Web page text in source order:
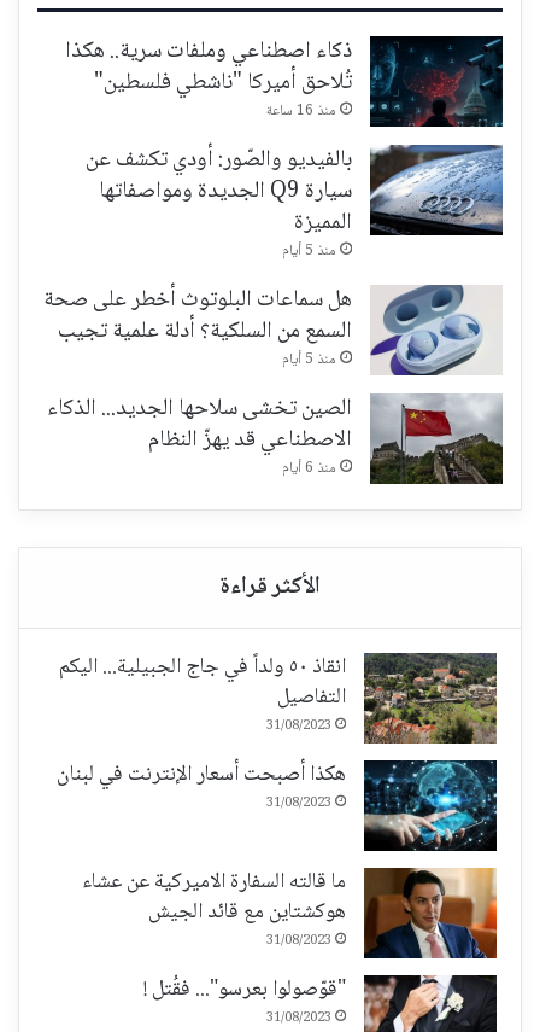
ذكاء اصطناعي وملفات سرية.. هكذا
تُلاحق أميركا "ناشطي فلسطين"
منذ 16 ساعة
بالفيديو والصّور: أودي تكشف عن
سيارة Q9 الجديدة ومواصفاتها
المميزة
منذ 5 أيام
هل سماعات البلوتوث أخطر على صحة
السمع من السلكية؟ أدلة علمية تجيب
منذ 5 أيام
الصين تخشى سلاحها الجديد... الذكاء
الاصطناعي قد يهزّ النظام
منذ 6 أيام
انقاذ ٥٠ ولداً في جاج الجبيلية... اليكم
التفاصيل
31/08/2023
هكذا أصبحت أسعار الإنترنت في لبنان
31/08/2023
ما قالته السفارة الاميركية عن عشاء
هوكشتاين مع قائد الجيش
31/08/2023
"قوّصولوا بعرسو"... فقُتل !
31/08/2023